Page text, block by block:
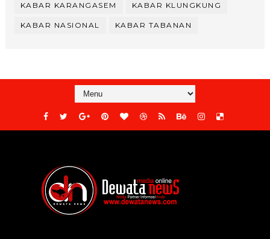
KABAR KARANGASEM KABAR KLUNGKUNG
KABAR NASIONAL KABAR TABANAN